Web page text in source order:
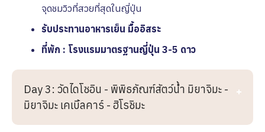
จุดชมวิวที่สวยที่สุดในญี่ปุ่น
รับประทานอาหารเย็น มื้ออิสระ
ที่พัก : โรงแรมมาตรฐานญี่ปุ่น 3-5 ดาว
Day 3: วัดไดโชอิน - พิพิธภัณฑ์สัตว์น้ำ มิยาจิมะ -
มิยาจิมะ เคเบิ้ลคาร์ - ฮิโรชิมะ